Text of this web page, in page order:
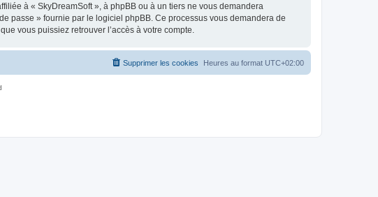
à « SkyDreamSoft », à phpBB ou à un tiers ne vous demandera
passe » fournie par le logiciel phpBB. Ce processus vous demandera de
vous puissiez retrouver l’accès à votre compte.
Heures au format UTC+02:00
Supprimer les cookies